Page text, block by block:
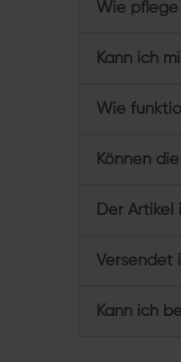
Wie pflege
Kann ich
Wie
Können
Der Artikel
Versendet
Kann ich